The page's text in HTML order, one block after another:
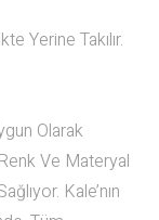
Yerine Takılır.
Olarak
Ve Materyal
Kale’nın